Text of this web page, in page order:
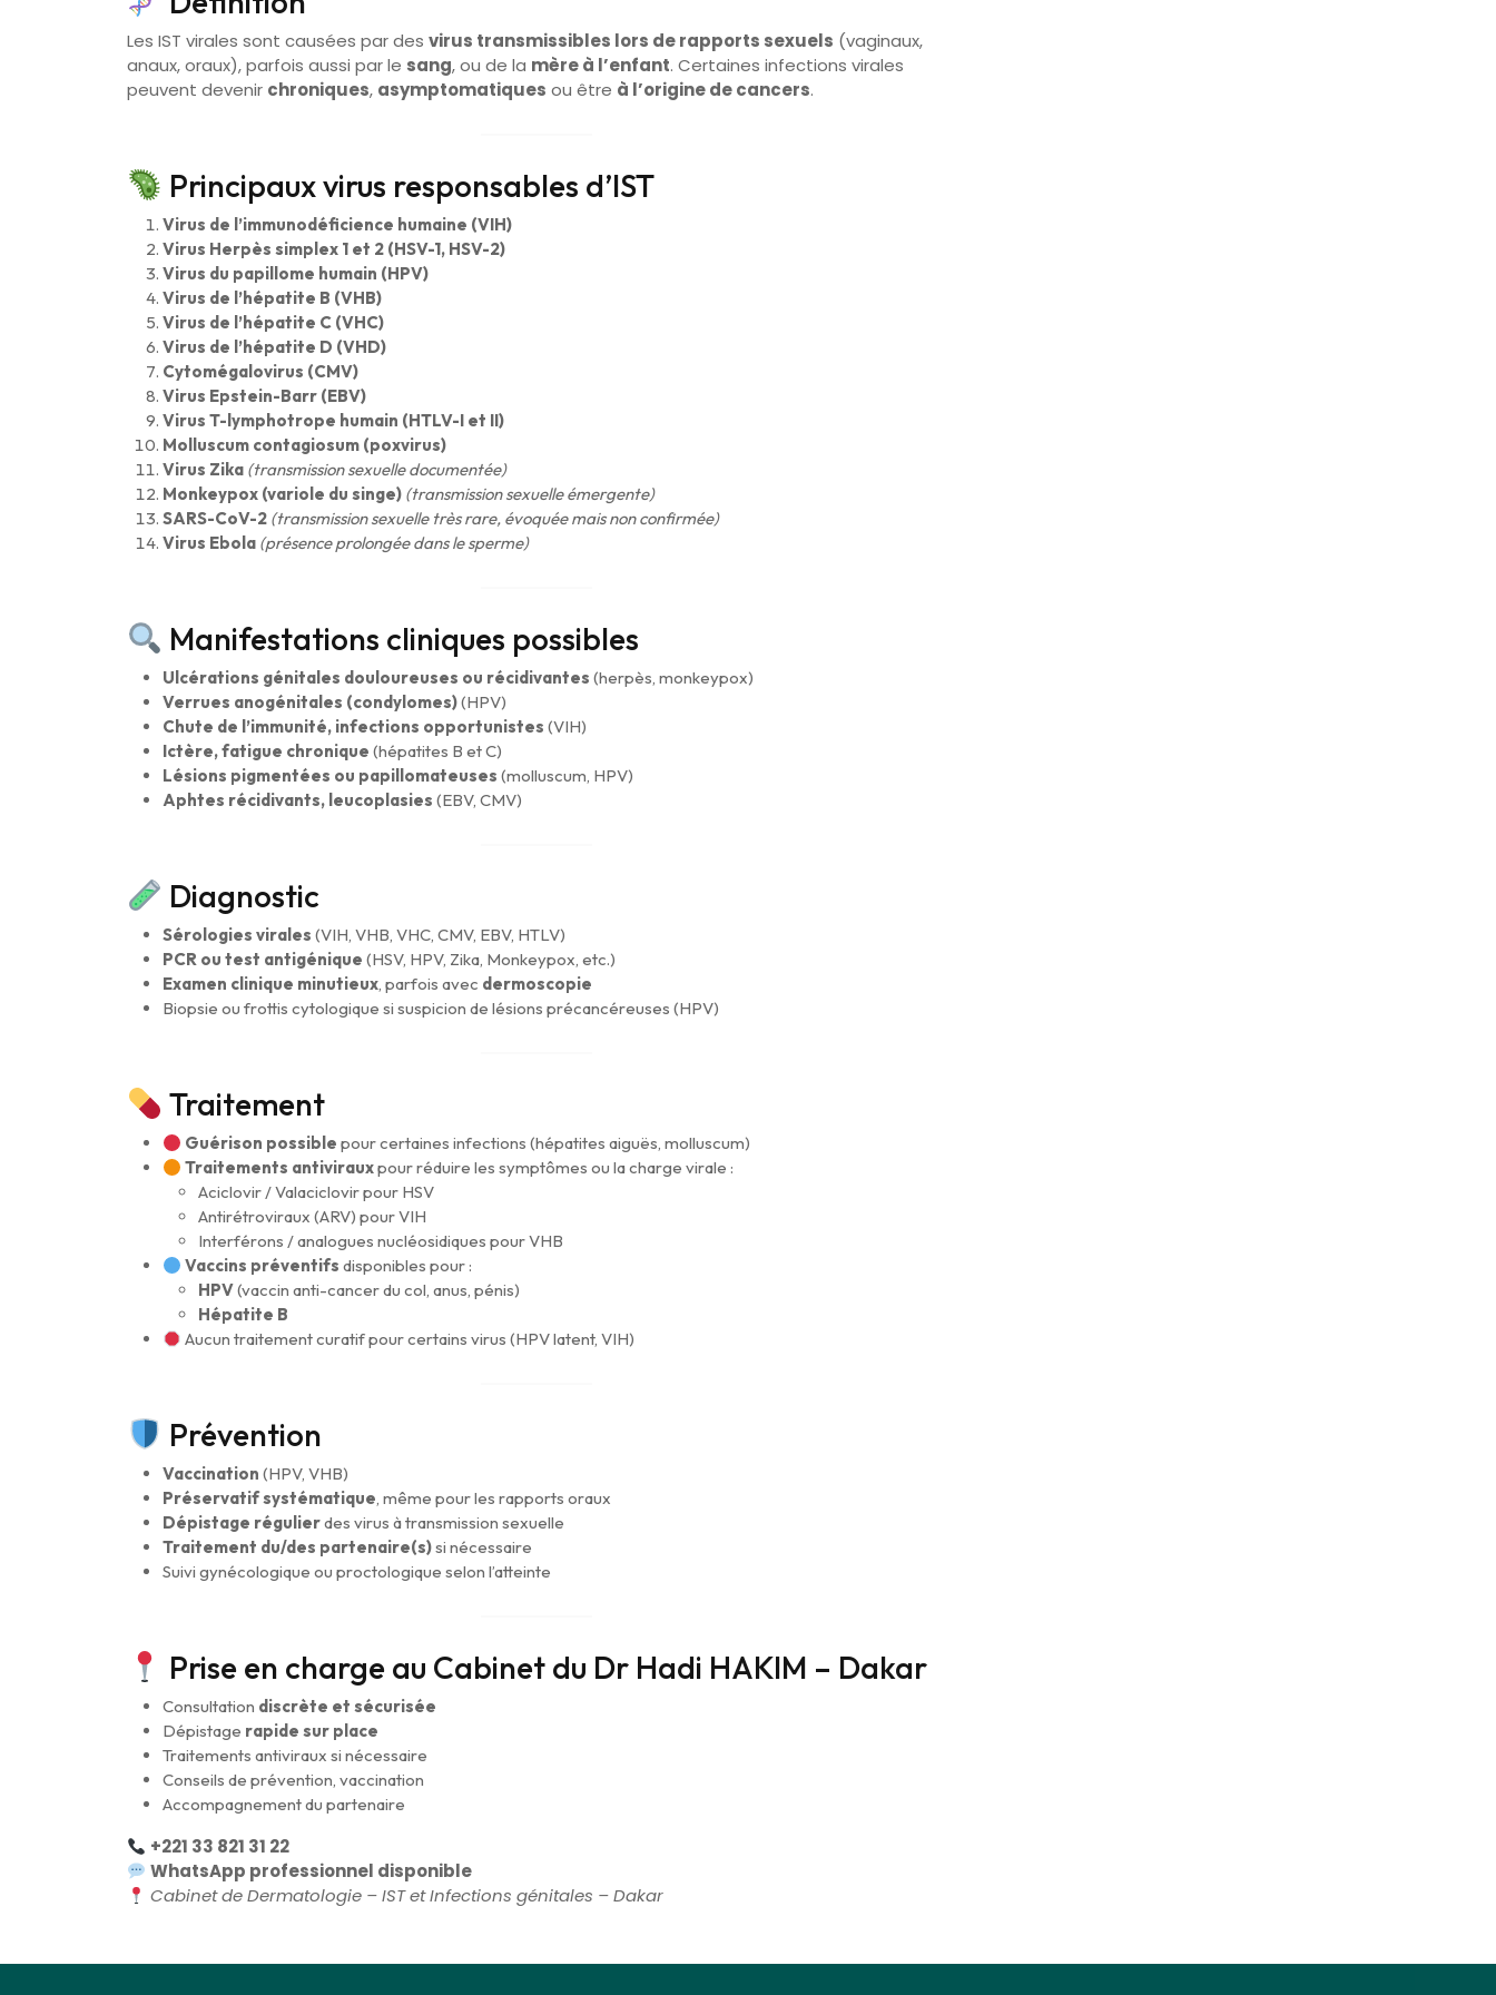
Les IST virales sont causées par des virus transmissibles lors de rapports sexuels (vaginaux,
anaux, oraux), parfois aussi par le sang, ou de la mère à l’enfant. Certaines infections virales
peuvent devenir chroniques, asymptomatiques ou être à l’origine de cancers.
Principaux virus responsables d’IST
Virus de l’immunodéficience humaine (VIH)
Virus Herpès simplex 1 et 2 (HSV-1, HSV-2)
Virus du papillome humain (HPV)
Virus de l’hépatite B (VHB)
Virus de l’hépatite C (VHC)
Virus de l’hépatite D (VHD)
Cytomégalovirus (CMV)
Virus Epstein-Barr (EBV)
Virus T-lymphotrope humain (HTLV-I et II)
Molluscum contagiosum (poxvirus)
Virus Zika (transmission sexuelle documentée)
Monkeypox (variole du singe) (transmission sexuelle émergente)
SARS-CoV-2 (transmission sexuelle très rare, évoquée mais non confirmée)
Virus Ebola (présence prolongée dans le sperme)
Manifestations cliniques possibles
Ulcérations génitales douloureuses ou récidivantes (herpès, monkeypox)
Verrues anogénitales (condylomes)(HPV)
Chute de l’immunité, infections opportunistes (VIH)
Ictère, fatigue chronique (hépatites B et C)
Lésions pigmentées ou papillomateuses (molluscum, HPV)
Aphtes récidivants, leucoplasies (EBV, CMV)
Diagnostic
Sérologies virales (VIH, VHB, VHC, CMV, EBV, HTLV)
PCR ou test antigénique (HSV, HPV, Zika, Monkeypox, etc.)
Examen clinique minutieux, parfois avec dermoscopie
Biopsie ou frottis cytologique si suspicion de lésions précancéreuses (HPV)
Traitement
Guérison possible pour certaines infections (hépatites aiguës, molluscum)
Traitements antivirauxpour réduire les symptômes ou la charge virale :
Aciclovir / Valaciclovir pour HSV
Antirétroviraux (ARV) pour VIH
Interférons / analogues nucléosidiques pour VHB
Vaccins préventifs disponibles pour :
HPV(vaccin anti-cancer du col, anus, pénis)
Hépatite B
Aucun traitement curatif pour certains virus (HPV latent, VIH)
Prévention
Vaccination (HPV, VHB)
Préservatif systématique, même pour les rapports oraux
Dépistage régulierdes virus à transmission sexuelle
Traitement du/des partenaire(s)si nécessaire
Suivi gynécologique ou proctologique selon l’atteinte
Prise en charge au Cabinet du Dr Hadi HAKIM – Dakar
Consultation discrète et sécurisée
Dépistage rapide sur place
Traitements antiviraux si nécessaire
Conseils de prévention, vaccination
Accompagnement du partenaire
+221 33 821 31 22
WhatsApp professionnel disponible
Cabinet de Dermatologie – IST et Infections génitales – Dakar